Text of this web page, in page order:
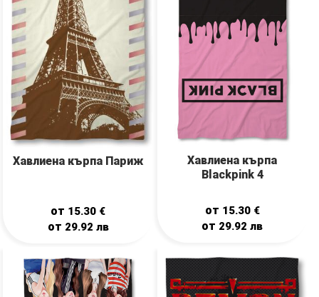
Хавлиена кърпа Париж
от 15.30 €
от 29.92 лв
Хавлиена кърпа
Blackpink 4
от 15.30 €
от 29.92лв